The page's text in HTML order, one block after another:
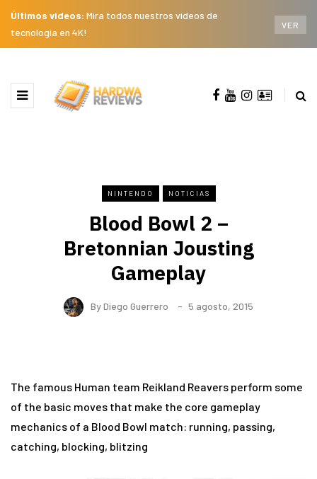
Últimos videos: Mira todos nuestros videos de
tecnología en 4K!
VER
NINTENDO NOTICIAS
Blood Bowl 2 –
Bretonnian Jousting
Gameplay
ByDiego Guerrero 5 agosto, 2015
The famous Human team Reikland Reavers perform some
of the basic moves that make the core gameplay
mechanics of a Blood Bowl match: running, passing,
catching, blocking, blitzing